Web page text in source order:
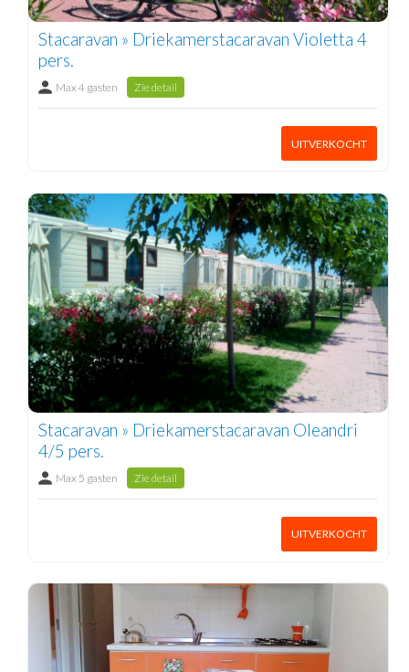
Stacaravan » Driekamerstacaravan Violetta 4
pers.
Max 4 gasten Zie detail
UITVERKOCHT
Stacaravan » Driekamerstacaravan Oleandri
4/5 pers.
Max 5 gasten Zie detail
UITVERKOCHT